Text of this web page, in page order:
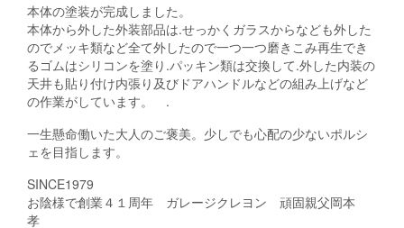
本体の塗装が完成しました。
本体から外した外装部品は.せっかくガラスからなども外した
のでメッキ類など全て外したので一つ一つ磨きこみ再生でき
るゴムはシリコンを塗り.パッキン類は交換して.外した内装の
天井も貼り付け内張り及びドアハンドルなどの組み上げなど
の作業がしています。 .
一生懸命働いた大人のご褒美。少しでも心配の少ないポルシ
ェを目指します。
SINCE1979
お陰様で創業４１周年 ガレージクレヨン 頑固親父岡本
孝